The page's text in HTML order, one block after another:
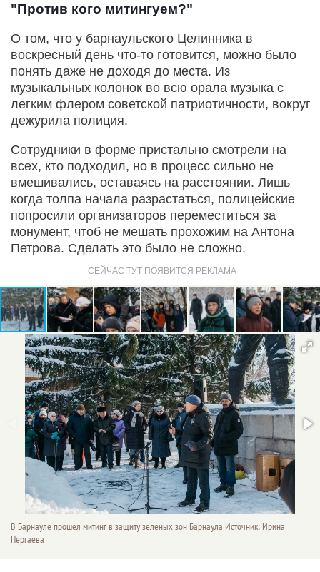
"Против кого митингуем?"
О том, что у барнаульского Целинника в
воскресный день что-то готовится, можно было
понять даже не доходя до места. Из
музыкальных колонок во всю орала музыка с
легким флером советской патриотичности, вокруг
дежурила полиция.
Сотрудники в форме пристально смотрели на
всех, кто подходил, но в процесс сильно не
вмешивались, оставаясь на расстоянии. Лишь
когда толпа начала разрастаться, полицейские
попросили организаторов переместиться за
монумент, чтоб не мешать прохожим на Антона
Петрова. Сделать это было не сложно.
В Барнауле прошел митинг в защиту зеленых зон Барнаула Источник: Ирина
Пергаева